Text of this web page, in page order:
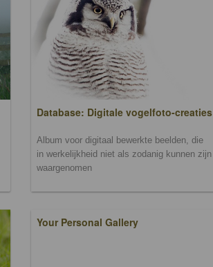
Database: Digitale vogelfoto-creaties
Album voor digitaal bewerkte beelden, die
in werkelijkheid niet als zodanig kunnen zijn
waargenomen
Your Personal Gallery